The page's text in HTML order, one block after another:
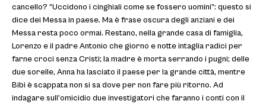
cancello? “Uccidono i cinghiali come se fossero uomini”: questo si
dice dei Messa in paese. Ma è frase oscura degli anziani e dei
Messa resta poco ormai. Restano, nella grande casa di famiglia,
Lorenzo e il padre Antonio che giorno e notte intaglia radici per
farne croci senza Cristi; la madre è morta serrando i pugni; delle
due sorelle, Anna ha lasciato il paese per la grande città, mentre
Bibi è scappata non si sa dove per non fare più ritorno. Ad
indagare sull’omicidio due investigatori che faranno i conti con il